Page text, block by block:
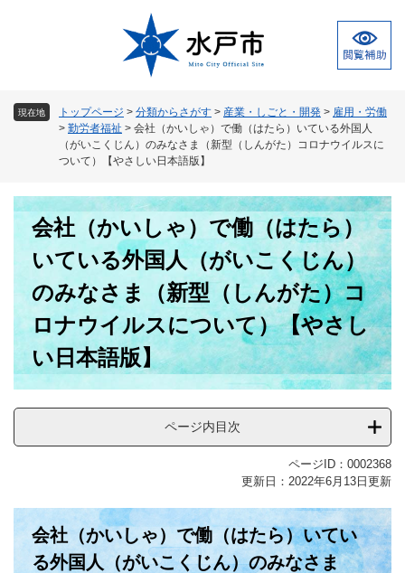
現在地 トップページ > 分類からさがす > 産業・しごと・開発 > 雇用・労働
> 勤労者福祉 > 会社（かいしゃ）で働（はたら）いている外国人
（がいこくじん）のみなさま（新型（しんがた）コロナウイルスに
ついて）【やさしい日本語版】
本
会社（かいしゃ）で働（はたら）
いている外国人（がいこくじん）
のみなさま（新型（しんがた）コ
ロナウイルスについて）【やさし
い日本語版】
ページ内目次
ページID：0002368
更新日：2022年6月13日更新
会社（かいしゃ）で働（はたら）いてい
る外国人（がいこくじん）のみなさま